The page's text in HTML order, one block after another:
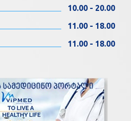
10.00 - 20.00
11.00 - 18.00
11.00 - 18.00